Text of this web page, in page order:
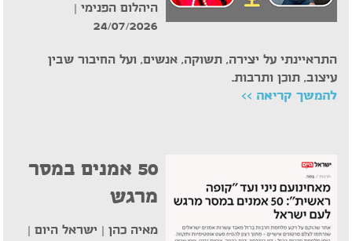
היהלום הפנימי |
24/07/2026
התראיינתי על יצירה, תשוקה, אנשים, ועל החיבור שבין
עיצוב, תוכן ותרבות.
להמשך קריאה >>
50 אמנים במסר
מרגש
מאיה כהן | ישראל היום |